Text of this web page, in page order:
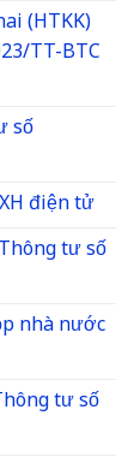
(HTKK)
TT-BTC
số
điện tử
tư số
nhà nước
tư số